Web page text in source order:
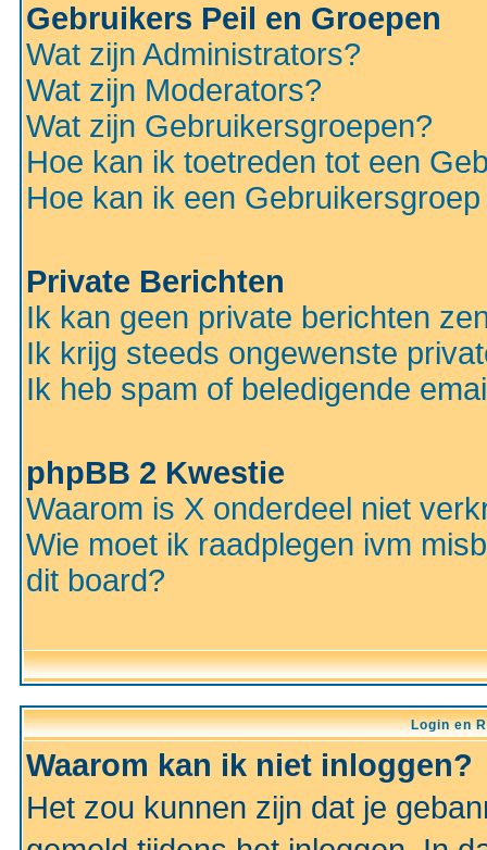
Gebruikers Peil en Groepen
Wat zijn Administrators?
Wat zijn Moderators?
Wat zijn Gebruikersgroepen?
Hoe kan ik toetreden tot een
Hoe kan ik een
Private Berichten
Ik kan geen private berichten
Ik krijg steeds ongewenste
Ik heb spam of beledigende
phpBB 2 Kwestie
Waarom is X onderdeel niet
Wie moet ik raadplegen ivm
dit board?
Login en
Waarom kan ik niet inloggen?
Het zou kunnen zijn dat je